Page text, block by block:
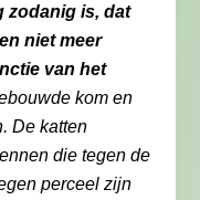
zodanig is, dat
niet meer
van het
kom en
De katten
die tegen de
perceel zijn